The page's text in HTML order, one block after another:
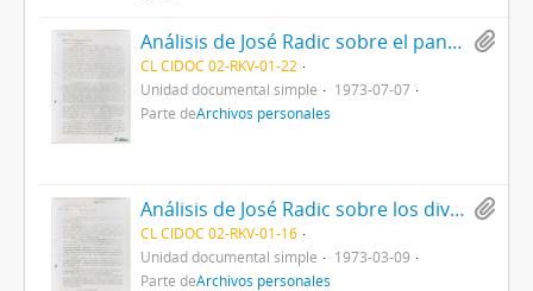
Análisis de José Radic sobre el panorama general del país durante la U.P.
CL CIDOC 02-RKV-01-22
Unidad documental simple
1973-07-07
Parte deArchivos personales
Análisis de José Radic sobre los diversos sectores afectados por la inestabilidad política durante la U.P.
CL CIDOC 02-RKV-01-16
Unidad documental simple
1973-03-09
Parte deArchivos personales